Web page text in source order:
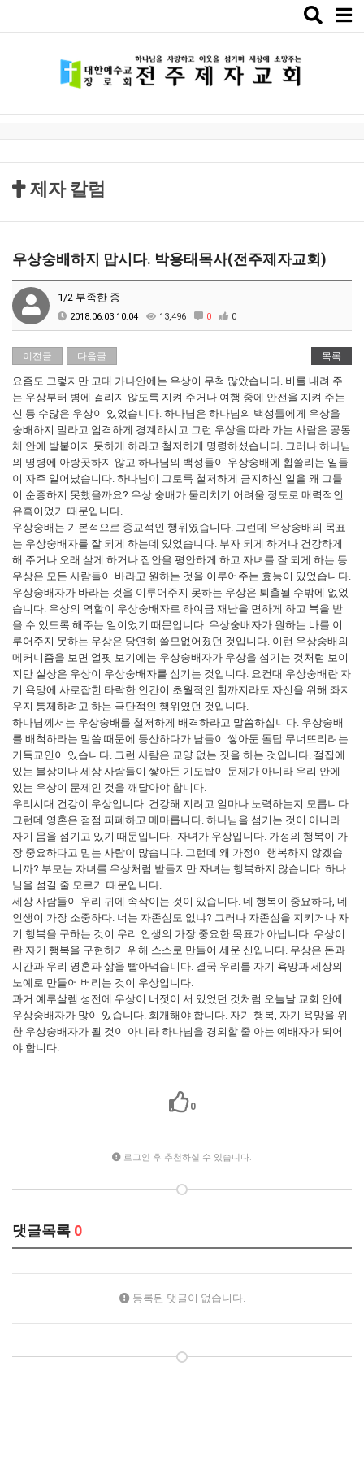
Toggle
제자 칼럼
우상숭배하지 맙시다. 박용태목사(전주제자교회)
1/2 부족한 종
2018.06.03 10:04 13,496 0 0
이전글 다음글 목록
요즘도 그렇지만 고대 가나안에는 우상이 무척 많았습니다. 비를 내려 주
는 우상부터 병에 걸리지 않도록 지켜 주거나 여행 중에 안전을 지켜 주는
신 등 수많은 우상이 있었습니다. 하나님은 하나님의 백성들에게 우상을
숭배하지 말라고 엄격하게 경계하시고 그런 우상을 따라 가는 사람은 공동
체 안에 발붙이지 못하게 하라고 철저하게 명령하셨습니다. 그러나 하나님
의 명령에 아랑곳하지 않고 하나님의 백성들이 우상숭배에 휩쓸리는 일들
이 자주 일어났습니다. 하나님이 그토록 철저하게 금지하신 일을 왜 그들
이 순종하지 못했을까요? 우상 숭배가 물리치기 어려울 정도로 매력적인
유혹이었기 때문입니다.
우상숭배는 기본적으로 종교적인 행위였습니다. 그런데 우상숭배의 목표
는 우상숭배자를 잘 되게 하는데 있었습니다. 부자 되게 하거나 건강하게
해 주거나 오래 살게 하거나 집안을 평안하게 하고 자녀를 잘 되게 하는 등
우상은 모든 사람들이 바라고 원하는 것을 이루어주는 효능이 있었습니다.
우상숭배자가 바라는 것을 이루어주지 못하는 우상은 퇴출될 수밖에 없었
습니다. 우상의 역할이 우상숭배자로 하여금 재난을 면하게 하고 복을 받
을 수 있도록 해주는 일이었기 때문입니다. 우상숭배자가 원하는 바를 이
루어주지 못하는 우상은 당연히 쓸모없어졌던 것입니다. 이런 우상숭배의
메커니즘을 보면 얼핏 보기에는 우상숭배자가 우상을 섬기는 것처럼 보이
지만 실상은 우상이 우상숭배자를 섬기는 것입니다. 요컨대 우상숭배란 자
기 욕망에 사로잡힌 타락한 인간이 초월적인 힘까지라도 자신을 위해 좌지
우지 통제하려고 하는 극단적인 행위였던 것입니다.
하나님께서는 우상숭배를 철저하게 배격하라고 말씀하십니다. 우상숭배
를 배척하라는 말씀 때문에 등산하다가 남들이 쌓아둔 돌탑 무너뜨리려는
기독교인이 있습니다. 그런 사람은 교양 없는 짓을 하는 것입니다. 절집에
있는 불상이나 세상 사람들이 쌓아둔 기도탑이 문제가 아니라 우리 안에
있는 우상이 문제인 것을 깨달아야 합니다.
우리시대 건강이 우상입니다. 건강해 지려고 얼마나 노력하는지 모릅니다.
그런데 영혼은 점점 피폐하고 메마릅니다. 하나님을 섬기는 것이 아니라
자기 몸을 섬기고 있기 때문입니다. 자녀가 우상입니다. 가정의 행복이 가
장 중요하다고 믿는 사람이 많습니다. 그런데 왜 가정이 행복하지 않겠습
니까? 부모는 자녀를 우상처럼 받들지만 자녀는 행복하지 않습니다. 하나
님을 섬길 줄 모르기 때문입니다.
세상 사람들이 우리 귀에 속삭이는 것이 있습니다. 네 행복이 중요하다, 네
인생이 가장 소중하다. 너는 자존심도 없냐? 그러나 자존심을 지키거나 자
기 행복을 구하는 것이 우리 인생의 가장 중요한 목표가 아닙니다. 우상이
란 자기 행복을 구현하기 위해 스스로 만들어 세운 신입니다. 우상은 돈과
시간과 우리 영혼과 삶을 빨아먹습니다. 결국 우리를 자기 욕망과 세상의
노예로 만들어 버리는 것이 우상입니다.
과거 예루살렘 성전에 우상이 버젓이 서 있었던 것처럼 오늘날 교회 안에
우상숭배자가 많이 있습니다. 회개해야 합니다. 자기 행복, 자기 욕망을 위
한 우상숭배자가 될 것이 아니라 하나님을 경외할 줄 아는 예배자가 되어
야 합니다.
0
로그인 후 추천하실 수 있습니다.
댓글목록 0
등록된 댓글이 없습니다.